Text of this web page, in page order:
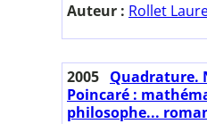
Auteur : Rollet
2005 Quadrature.
Poincaré :
philosophe...